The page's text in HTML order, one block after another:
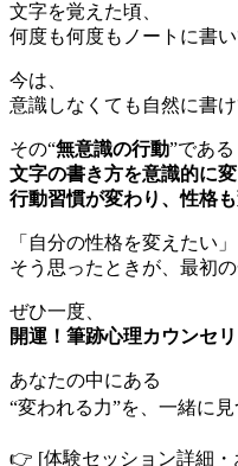
文字を覚えた頃、
何度も何度もノートに書
今は、
意識しなくても自然に書け
その“無意識の行動”である
文字の書き方を意識的に変
行動習慣が変わり、性格
「自分の性格を変えたい」
そう思ったときが、最初の
ぜひ一度、
開運！筆跡心理カウンセ
あなたの中にある
“変われる力”を、一緒に
👉 [体験セッション詳細